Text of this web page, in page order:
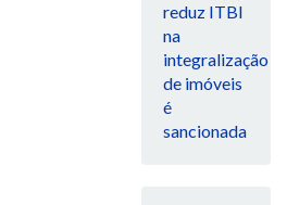
reduz ITBI
na
integralização
de imóveis
é
sancionada